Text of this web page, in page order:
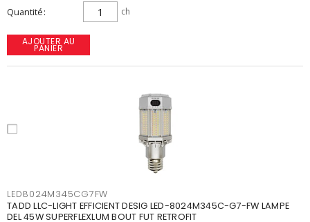
Quantité ch
AJOUTER AU
PANIER
LED8024M345CG7FW
TADD LLC-LIGHT EFFICIENT DESIG LED-8024M345C-G7-FW LAMPE
DEL 45W SUPERFLEXLUM BOUT FUT RETROFIT